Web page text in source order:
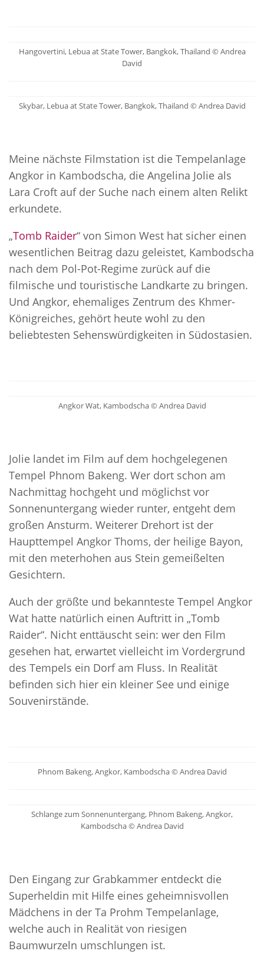
Hangovertini, Lebua at State Tower, Bangkok, Thailand © Andrea
David
Skybar, Lebua at State Tower, Bangkok, Thailand © Andrea David
Meine nächste Filmstation ist die Tempelanlage
Angkor in Kambodscha, die Angelina Jolie als
Lara Croft auf der Suche nach einem alten Relikt
erkundete.
„Tomb Raider“ von Simon West hat sicher einen
wesentlichen Beitrag dazu geleistet, Kambodscha
nach dem Pol-Pot-Regime zurück auf die
filmische und touristische Landkarte zu bringen.
Und Angkor, ehemaliges Zentrum des Khmer-
Königreiches, gehört heute wohl zu den
beliebtesten Sehenswürdigkeiten in Südostasien.
Angkor Wat, Kambodscha © Andrea David
Jolie landet im Film auf dem hochgelegenen
Tempel Phnom Bakeng. Wer dort schon am
Nachmittag hochgeht und möglichst vor
Sonnenuntergang wieder runter, entgeht dem
großen Ansturm. Weiterer Drehort ist der
Haupttempel Angkor Thoms, der heilige Bayon,
mit den meterhohen aus Stein gemeißelten
Gesichtern.
Auch der größte und bekannteste Tempel Angkor
Wat hatte natürlich einen Auftritt in „Tomb
Raider“. Nicht enttäuscht sein: wer den Film
gesehen hat, erwartet vielleicht im Vordergrund
des Tempels ein Dorf am Fluss. In Realität
befinden sich hier ein kleiner See und einige
Souvenirstände.
Phnom Bakeng, Angkor, Kambodscha © Andrea David
Schlange zum Sonnenuntergang, Phnom Bakeng, Angkor,
Kambodscha © Andrea David
Den Eingang zur Grabkammer entdeckt die
Superheldin mit Hilfe eines geheimnisvollen
Mädchens in der Ta Prohm Tempelanlage,
welche auch in Realität von riesigen
Baumwurzeln umschlungen ist.